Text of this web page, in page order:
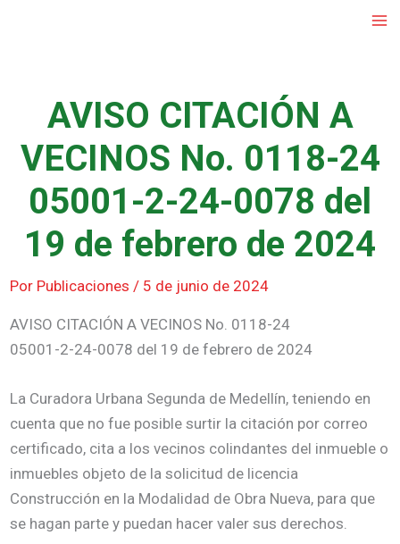
AVISO CITACIÓN A
VECINOS No. 0118-24
05001-2-24-0078 del
19 de febrero de 2024
Por Publicaciones / 5 de junio de 2024
AVISO CITACIÓN A VECINOS No. 0118-24
05001-2-24-0078 del 19 de febrero de 2024
La Curadora Urbana Segunda de Medellín, teniendo en
cuenta que no fue posible surtir la citación por correo
certificado, cita a los vecinos colindantes del inmueble o
inmuebles objeto de la solicitud de licencia
Construcción en la Modalidad de Obra Nueva, para que
se hagan parte y puedan hacer valer sus derechos.